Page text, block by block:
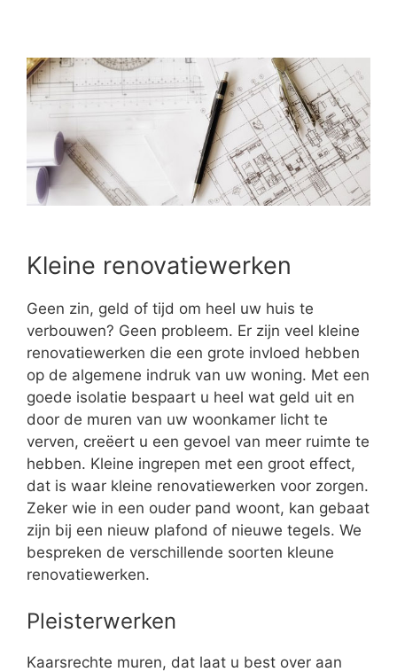
Kleine renovatiewerken
Geen zin, geld of tijd om heel uw huis te
verbouwen? Geen probleem. Er zijn veel kleine
renovatiewerken die een grote invloed hebben
op de algemene indruk van uw woning. Met een
goede isolatie bespaart u heel wat geld uit en
door de muren van uw woonkamer licht te
verven, creëert u een gevoel van meer ruimte te
hebben. Kleine ingrepen met een groot effect,
dat is waar kleine renovatiewerken voor zorgen.
Zeker wie in een ouder pand woont, kan gebaat
zijn bij een nieuw plafond of nieuwe tegels. We
bespreken de verschillende soorten kleune
renovatiewerken.
Pleisterwerken
Kaarsrechte muren, dat laat u best over aan